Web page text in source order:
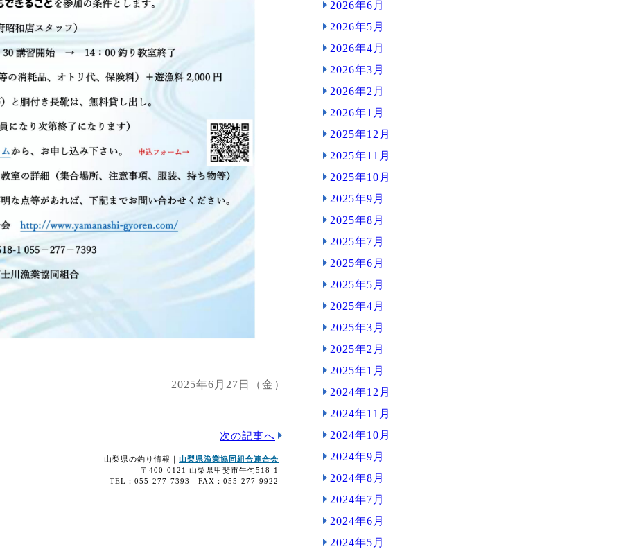
2025年6月27日（金）
次の記事へ
山梨県の釣り情報｜ 山梨県漁業協同組合連合会
〒400-0121 山梨県甲斐市牛句518-1
TEL：055-277-7393 FAX：055-277-9922
2026年6月
2026年5月
2026年4月
2026年3月
2026年2月
2026年1月
2025年12月
2025年11月
2025年10月
2025年9月
2025年8月
2025年7月
2025年6月
2025年5月
2025年4月
2025年3月
2025年2月
2025年1月
2024年12月
2024年11月
2024年10月
2024年9月
2024年8月
2024年7月
2024年6月
2024年5月